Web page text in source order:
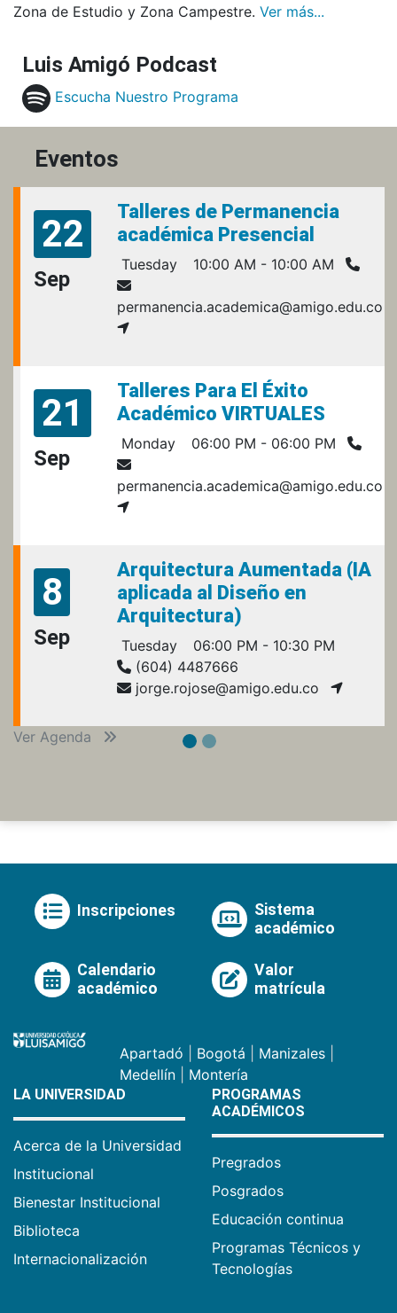
Zona de Estudio y Zona Campestre. Ver más...
Luis Amigó Podcast
Escucha Nuestro Programa
Eventos
22
Sep
Talleres de Permanencia
académica Presencial
Tuesday 10:00 AM - 10:00 AM
permanencia.academica@amigo.edu.co
21
Sep
Talleres Para El Éxito
Académico VIRTUALES
Monday 06:00 PM - 06:00 PM
permanencia.academica@amigo.edu.co
8
Sep
Arquitectura Aumentada (IA
aplicada al Diseño en
Arquitectura)
Tuesday
06:00 PM - 10:30 PM
(604) 4487666
jorge.rojose@amigo.edu.co
Ver Agenda
Inscripciones
Sistema
académico
Calendario
académico
Valor
matrícula
Apartadó Bogotá Manizales
Medellín
Montería
LA UNIVERSIDAD
Acerca de la Universidad
Institucional
Bienestar Institucional
Biblioteca
Internacionalización
PROGRAMAS
ACADÉMICOS
Pregrados
Posgrados
Educación continua
Programas Técnicos y
Tecnologías